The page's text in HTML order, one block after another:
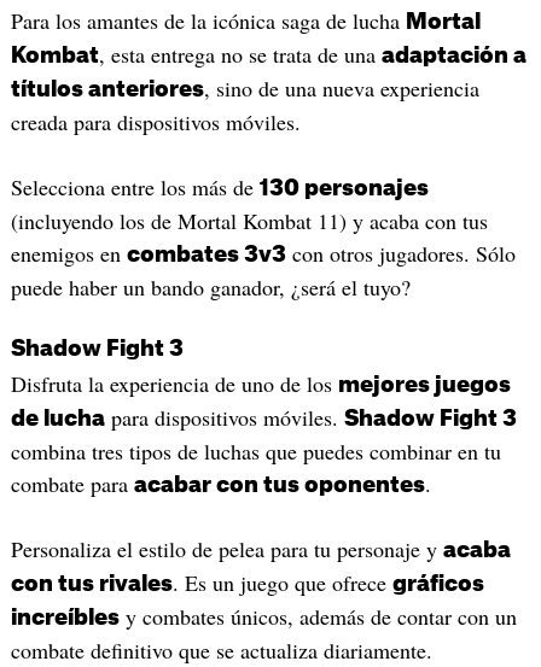
Para los amantes de la icónica saga de lucha Mortal
Kombat, esta entrega no se trata de una adaptación a
títulos anteriores, sino de una nueva experiencia
creada para dispositivos móviles.
Selecciona entre los más de 130 personajes
(incluyendo los de Mortal Kombat 11) y acaba con tus
enemigos en combates 3v3con otros jugadores. Sólo
puede haber un bando ganador, ¿será el tuyo?
Shadow Fight 3
Disfruta la experiencia de uno de los mejores juegos
de luchapara dispositivos móviles. Shadow Fight 3
combina tres tipos de luchas que puedes combinar en tu
combate para acabar con tus oponentes.
Personaliza el estilo de pelea para tu personaje y acaba
con tus rivales. Es un juego que ofrece gráficos
increíblesy combates únicos, además de contar con un
combate definitivo que se actualiza diariamente.